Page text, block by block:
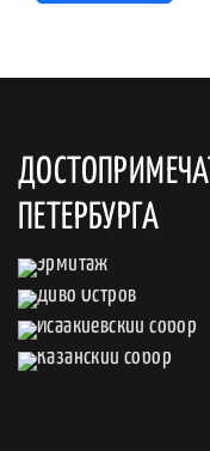
ПЕТЕРБУРГА